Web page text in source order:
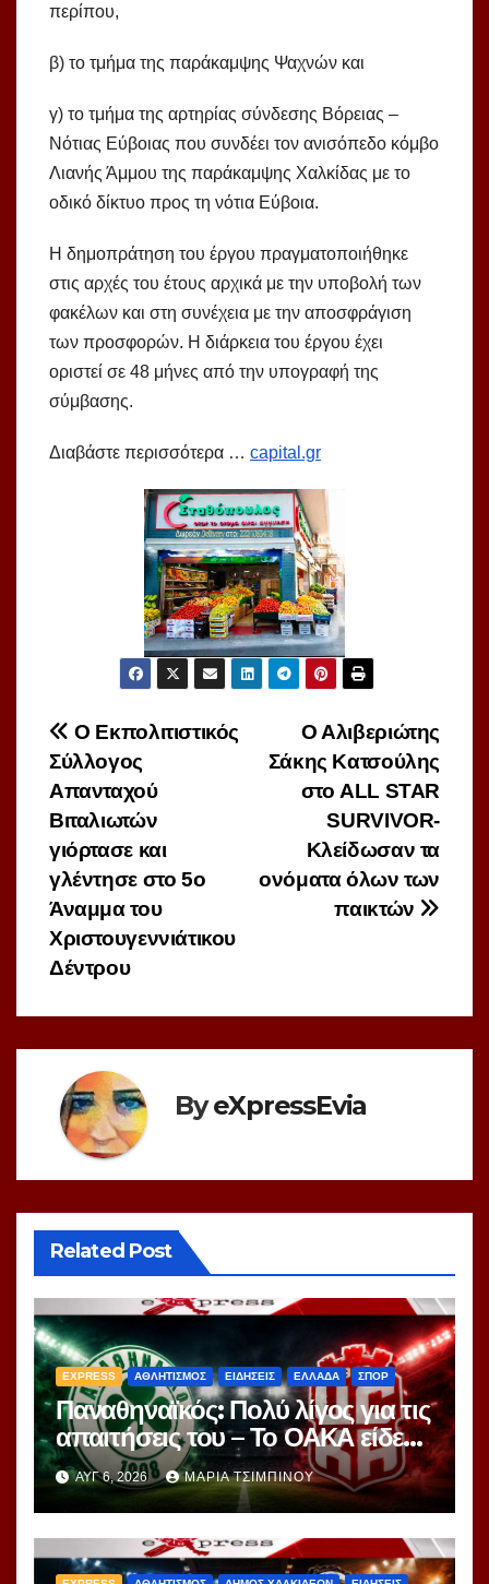
περίπου,
β) το τμήμα της παράκαμψης Ψαχνών και
γ) το τμήμα της αρτηρίας σύνδεσης Βόρειας –
Νότιας Εύβοιας που συνδέει τον ανισόπεδο κόμβο
Λιανής Άμμου της παράκαμψης Χαλκίδας με το
οδικό δίκτυο προς τη νότια Εύβοια.
Η δημοπράτηση του έργου πραγματοποιήθηκε
στις αρχές του έτους αρχικά με την υποβολή των
φακέλων και στη συνέχεια με την αποσφράγιση
των προσφορών. Η διάρκεια του έργου έχει
οριστεί σε 48 μήνες από την υπογραφή της
σύμβασης.
Διαβάστε περισσότερα … capital.gr
Πλοήγηση
άρθρων
Ο Αλιβεριώτης
Σάκης Κατσούλης
στο ALL STAR
SURVIVOR-
Κλείδωσαν τα
ονόματα όλων των
παικτών
Ο Εκπολιτιστικός
Σύλλογος
Απανταχού
Βιταλιωτών
γιόρτασε και
γλέντησε στο 5ο
Άναμμα του
Χριστουγεννιάτικου
Δέντρου
ByeXpressEvia
Related Post
EXPRESS ΑΘΛΗΤΙΣΜΟΣ ΕΙΔΗΣΕΙΣ ΕΛΛΑΔΑ ΣΠΟΡ
Παναθηναϊκός: Πολύ λίγος για τις
απαιτήσεις του – Το ΟΑΚΑ είδε
περισσότερα ερωτήματα παρά
απαντήσεις
ΑΥΓ 6, 2026 ΜΑΡΊΑ ΤΣΙΜΠΙΝΟΎ